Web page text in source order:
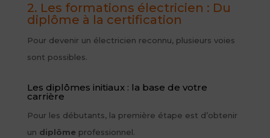
2. Les formations électricien : Du
diplôme à la certification
Pour devenir un électricien reconnu, plusieurs voies
sont possibles.
Les diplômes initiaux : la base de votre
carrière
Pour les débutants, la première étape est d’obtenir
un diplôme professionnel.